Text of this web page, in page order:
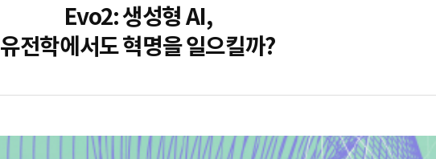
Evo2: 생성형 AI,
유전학에서도 혁명을 일으킬까?